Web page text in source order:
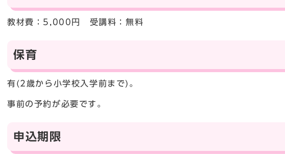
教材費：5,000円 受講料：無料
保育
有(2歳から小学校入学前まで)。
事前の予約が必要です。
申込期限